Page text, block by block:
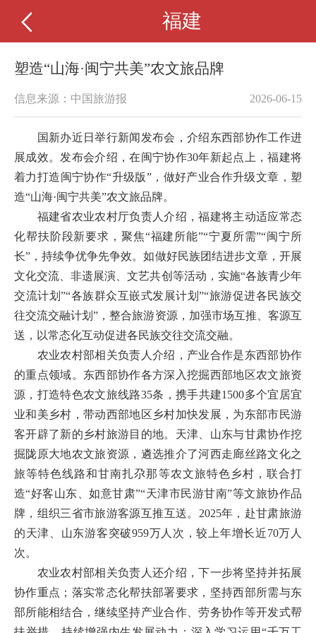
福建
塑造“山海·闽宁共美”农文旅品牌
信息来源：中国旅游报 2026-06-15
国新办近日举行新闻发布会，介绍东西部协作工作进
展成效。发布会介绍，在闽宁协作30年新起点上，福建将
着力打造闽宁协作“升级版”，做好产业合作升级文章，塑
造“山海·闽宁共美”农文旅品牌。
福建省农业农村厅负责人介绍，福建将主动适应常态
化帮扶阶段新要求，聚焦“福建所能”“宁夏所需”“闽宁所
长”，持续争优争先争效。如做好民族团结进步文章，开展
文化交流、非遗展演、文艺共创等活动，实施“各族青少年
交流计划”“各族群众互嵌式发展计划”“旅游促进各民族交
往交流交融计划”，整合旅游资源，加强市场互推、客源互
送，以常态化互动促进各民族交往交流交融。
农业农村部相关负责人介绍，产业合作是东西部协作
的重点领域。东西部协作各方深入挖掘西部地区农文旅资
源，打造特色农文旅线路35条，携手共建1500多个宜居宜
业和美乡村，带动西部地区乡村加快发展，为东部市民游
客开辟了新的乡村旅游目的地。天津、山东与甘肃协作挖
掘陇原大地农文旅资源，遴选推介了河西走廊丝路文化之
旅等特色线路和甘南扎尕那等农文旅特色乡村，联合打
造“好客山东、如意甘肃”“天津市民游甘南”等文旅协作品
牌，组织三省市旅游客源互推互送。2025年，赴甘肃旅游
的天津、山东游客突破959万人次，较上年增长近70万人
次。
农业农村部相关负责人还介绍，下一步将坚持并拓展
协作重点；落实常态化帮扶部署要求，坚持西部所需与东
部所能相结合，继续坚持产业合作、劳务协作等开发式帮